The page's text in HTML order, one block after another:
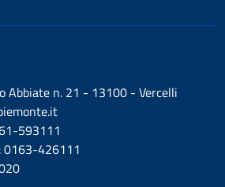
Abbiate n. 21 - 13100 - Vercelli
593111
0163-426111